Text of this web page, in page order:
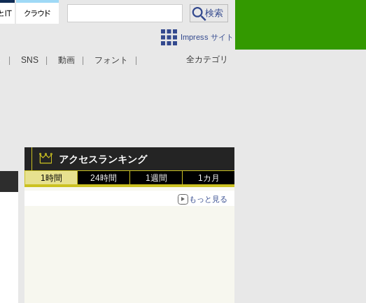
Impress サイト
全カテゴリ
SNS 動画 フォント
アクセスランキング
1時間 24時間 1週間 1カ月
もっと見る